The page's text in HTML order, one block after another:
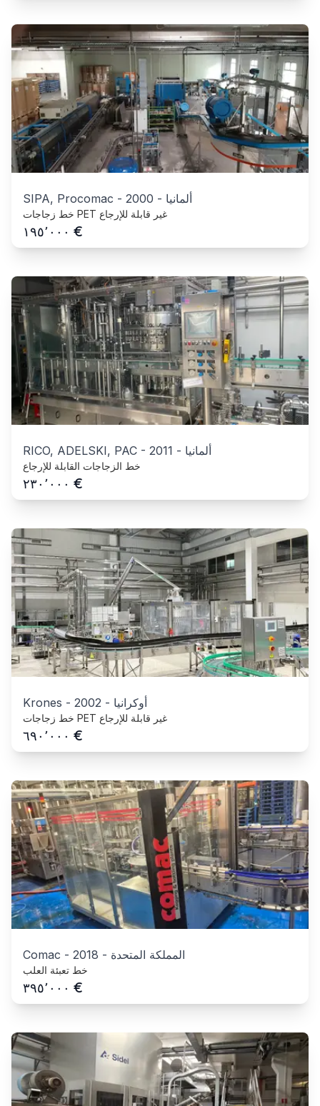
SIPA, Procomac - 2000 - ألمانيا
خط زجاجات PET غير قابلة للإرجاع
١٩٥٬٠٠٠ €
RICO, ADELSKI, PAC - 2011 - ألمانيا
خط الزجاجات القابلة للإرجاع
٢٣٠٬٠٠٠ €
Krones - 2002 - أوكرانيا
خط زجاجات PET غير قابلة للإرجاع
٦٩٠٬٠٠٠ €
Comac - 2018 - المملكة المتحدة
خط تعبئة العلب
٣٩٥٬٠٠٠ €